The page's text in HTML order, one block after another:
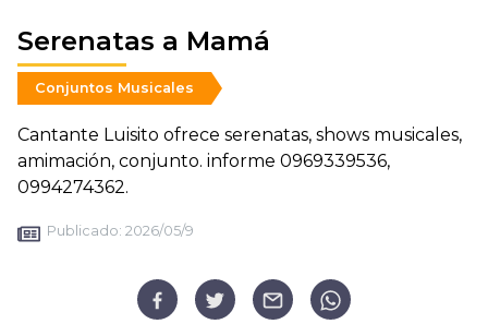
Serenatas a Mamá
Conjuntos Musicales
Cantante Luisito ofrece serenatas, shows musicales,
amimación, conjunto. informe 0969339536,
0994274362.
Publicado: 2026/05/9